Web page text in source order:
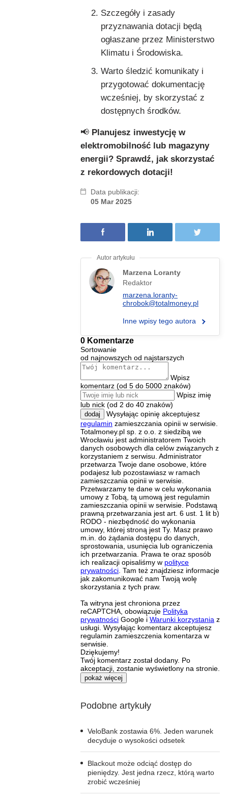
Szczegóły i zasady
przyznawania dotacji będą
ogłaszane przez Ministerstwo
Klimatu i Środowiska.
Warto śledzić komunikaty i
przygotować dokumentację
wcześniej, by skorzystać z
dostępnych środków.
📢 Planujesz inwestycję w
elektromobilność lub magazyny
energii? Sprawdź, jak skorzystać
z rekordowych dotacji!
Data publikacji:
05 Mar 2025
Marzena Loranty
Redaktor
marzena.loranty-
chrobok@totalmoney.pl
Inne wpisy tego autora
0 Komentarze
Sortowanie
od najnowszych od najstarszych
Wpisz
komentarz (od 5 do 5000 znaków)
Wpisz imię
lub nick (od 2 do 40 znaków)
dodaj
Wysyłając opinię akceptujesz
regulamin zamieszczania opinii w serwisie.
Totalmoney.pl sp. z o.o. z siedzibą we
Wrocławiu jest administratorem Twoich
danych osobowych dla celów związanych z
korzystaniem z serwisu. Administrator
przetwarza Twoje dane osobowe, które
podajesz lub pozostawiasz w ramach
zamieszczania opinii w serwisie.
Przetwarzamy te dane w celu wykonania
umowy z Tobą, tą umową jest regulamin
zamieszczania opinii w serwisie. Podstawą
prawną przetwarzania jest art. 6 ust. 1 lit b)
RODO - niezbędność do wykonania
umowy, której stroną jest Ty. Masz prawo
m.in. do żądania dostępu do danych,
sprostowania, usunięcia lub ograniczenia
ich przetwarzania. Prawa te oraz sposób
ich realizacji opisaliśmy w polityce
prywatności . Tam też znajdziesz informacje
jak zakomunikować nam Twoją wolę
skorzystania z tych praw.
Ta witryna jest chroniona przez
reCAPTCHA, obowiązuje Polityka
prywatności Google i Warunki korzystania z
usługi. Wysyłając komentarz akceptujesz
regulamin zamieszczenia komentarza w
serwisie.
Dziękujemy!
Twój komentarz został dodany. Po
akceptacji, zostanie wyświetlony na stronie.
pokaż więcej
Podobne artykuły
VeloBank zostawia 6%. Jeden warunek
decyduje o wysokości odsetek
Blackout może odciąć dostęp do
pieniędzy. Jest jedna rzecz, którą warto
zrobić wcześniej